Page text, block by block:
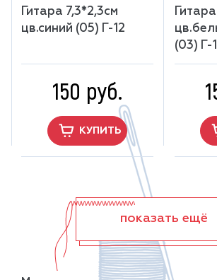
Гитара 7,3*2,3см
цв.синий (05) Г-12
150 руб.
КУПИТЬ
(03) Г-
показать ещё